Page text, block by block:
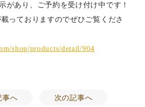
があり、ご予約を受け付け中です！
っておりますのでぜひご覧くださ
shop/products/detail/904
事へ 次の記事へ